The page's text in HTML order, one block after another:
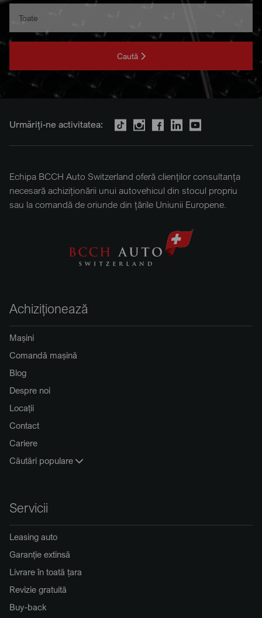
Caută
Urmăriți-ne activitatea:
Echipa BCCH Auto Switzerland oferă clienților consultanța
necesară achiziționării unui autovehicul din stocul propriu
sau la comandă de oriunde din țările Uniunii Europene.
Achiziționează
Mașini
Comandă mașină
Blog
Despre noi
Locații
Contact
Cariere
Căutări populare
Servicii
Leasing auto
Garanție extinsă
Livrare în toată țara
Revizie gratuită
Buy-back